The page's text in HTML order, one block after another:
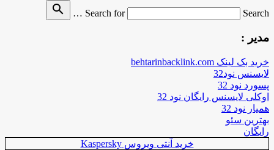
Search for
Search …
search
مدیر :
خرید بک لینک behtarinbacklink.com
لایسنس نود32
پسورد نود 32
اوکلی لایسنس رایگان نود 32
همیار نود 32
بهترین سئو
رایگان
خرید آنتی ویروس Kaspersky